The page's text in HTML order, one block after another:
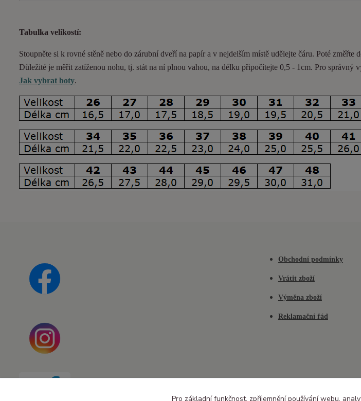
Tabulka velikostí:
Stoupněte si k rovné stěně nebo do zárubní dveří na papír a v nejdelším místě udělejte čáru. Poté změřte
Důležité je měřit zatíženou nohu, tj. stát na ní plnou vahou, na délku připočítejte 0,5 - 1cm. Pro správný
Jak vybrat boty.
Obchodní podmínky
Vrátit zboží
Výměna zboží
Reklamační řád
Pro základní funkčnost, zpříjemnění používání webu,